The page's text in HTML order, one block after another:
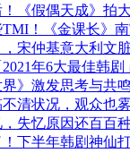
《假偶天成》拍
！《金课长》
，宋仲基意大利文
年6大最佳韩剧
界》激发思考与共
清状况，观众也
失忆原因还百百种
下半年韩剧神仙